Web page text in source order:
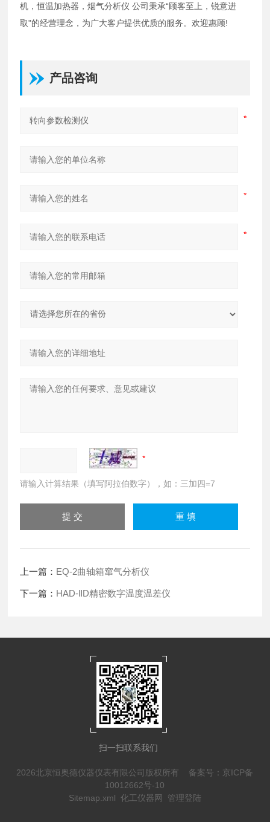
机，恒温加热器，烟气分析仪 公司秉承“顾客至上，锐意进
取"的经营理念，为广大客户提供优质的服务。欢迎惠顾!
产品咨询
请输入计算结果（填写阿拉伯数字），如：三加四=7
上一篇： EQ-2曲轴箱窜气分析仪
下一篇： HAD-ⅡD精密数字温度温差仪
扫一扫联系我们
2026北京恒奥德仪器仪表有限公司版权所有 备案号：京ICP备
10012662号-10
Sitemap.xml 化工仪器网 管理登陆